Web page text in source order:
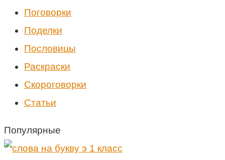
Поговорки
Поделки
Пословицы
Раскраски
Скороговорки
Статьи
Популярные